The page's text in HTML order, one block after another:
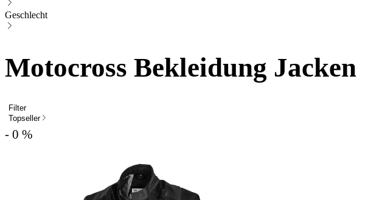
Geschlecht
Motocross Bekleidung Jacken
Filter
Topseller
- 0 %